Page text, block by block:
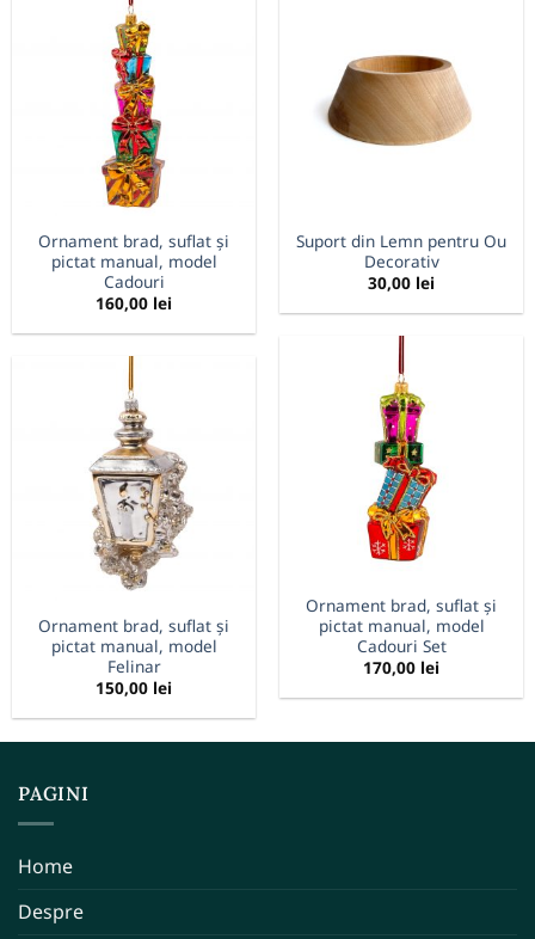
Ornament brad, suflat și
pictat manual, model
Cadouri
160,00 lei
Suport din Lemn pentru Ou
Decorativ
30,00 lei
Ornament brad, suflat și
pictat manual, model
Cadouri Set
170,00 lei
Ornament brad, suflat și
pictat manual, model
Felinar
150,00 lei
PAGINI
Home
Despre